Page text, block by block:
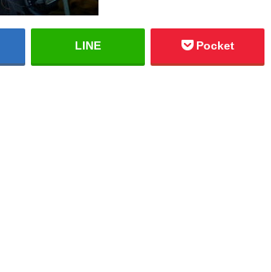
LINE Pocket